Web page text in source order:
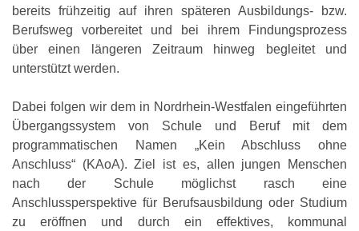
bereits frühzeitig auf ihren späteren Ausbildungs- bzw.
Berufsweg vorbereitet und bei ihrem Findungsprozess
über einen längeren Zeitraum hinweg begleitet und
unterstützt werden.
Dabei folgen wir dem in Nordrhein-Westfalen eingeführten
Übergangssystem von Schule und Beruf mit dem
programmatischen Namen „Kein Abschluss ohne
Anschluss“ (KAoA). Ziel ist es, allen jungen Menschen
nach der Schule möglichst rasch eine
Anschlussperspektive für Berufsausbildung oder Studium
zu eröffnen und durch ein effektives, kommunal